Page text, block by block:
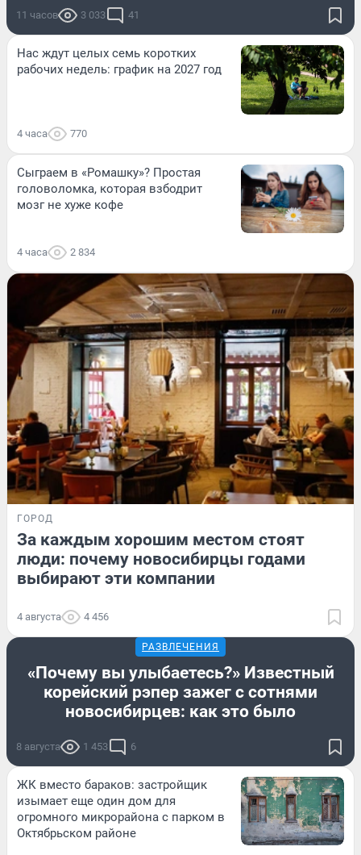
11 часов 3 033 41
Нас ждут целых семь коротких
рабочих недель: график на 2027 год
4 часа 770
Сыграем в «Ромашку»? Простая
головоломка, которая взбодрит
мозг не хуже кофе
4 часа 2 834
ГОРОД
За каждым хорошим местом стоят
люди: почему новосибирцы годами
выбирают эти компании
4 августа 4 456
РАЗВЛЕЧЕНИЯ
«Почему вы улыбаетесь?» Известный
корейский рэпер зажег с сотнями
новосибирцев: как это было
8 августа 1 453 6
ЖК вместо бараков: застройщик
изымает еще один дом для
огромного микрорайона с парком в
Октябрьском районе